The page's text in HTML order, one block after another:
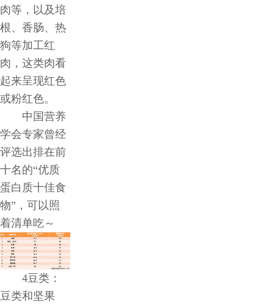
肉等，以及培
根、香肠、热
狗等加工红
肉，这类肉看
起来呈现红色
或粉红色。
中国营养
学会专家曾经
评选出排在前
十名的“优质
蛋白质十佳食
物”，可以照
着清单吃～
4豆类：
豆类和坚果